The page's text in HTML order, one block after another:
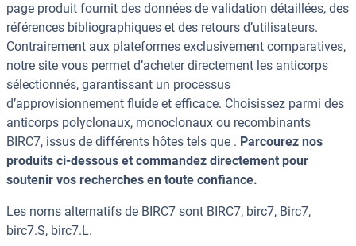
page produit fournit des données de validation détaillées, des
références bibliographiques et des retours d’utilisateurs.
Contrairement aux plateformes exclusivement comparatives,
notre site vous permet d’acheter directement les anticorps
sélectionnés, garantissant un processus
d’approvisionnement fluide et efficace. Choisissez parmi des
anticorps polyclonaux, monoclonaux ou recombinants
BIRC7, issus de différents hôtes tels que . Parcourez nos
produits ci-dessous et commandez directement pour
soutenir vos recherches en toute confiance.
Les noms alternatifs de BIRC7 sont BIRC7, birc7, Birc7,
birc7.S, birc7.L.